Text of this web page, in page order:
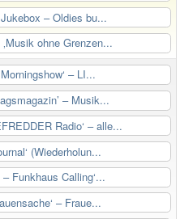
– Oldies bu...
ohne Grenzen...
– LI...
– Musik...
Radio‘ – alle...
(Wiederholun...
Funkhaus Calling‘...
– Fraue...